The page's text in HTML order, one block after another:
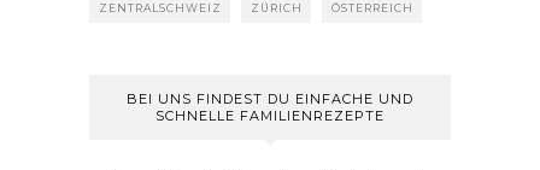
ZENTRALSCHWEIZ ZÜRICH ÖSTERREICH
BEI UNS FINDEST DU EINFACHE UND
SCHNELLE FAMILIENREZEPTE